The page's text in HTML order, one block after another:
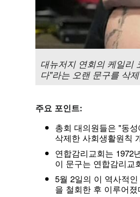
대뉴저지 연회의 케일리
다"라는 오랜 문구를 삭
주요 포인트:
총회 대의원들은 "동
삭제한 사회생활원칙
연합감리교회는 1972
이 문구는 연합감리교
5월 2일의 이 역사적
을 철회한 후 이루어졌